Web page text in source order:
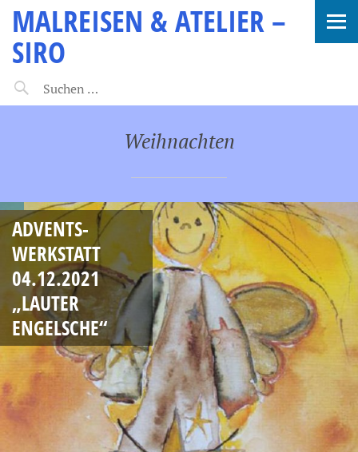
MALREISEN & ATELIER –
SIRO
Weihnachten
ADVENTS-
WERKSTATT
04.12.2021
„LAUTER
ENGELSCHE“